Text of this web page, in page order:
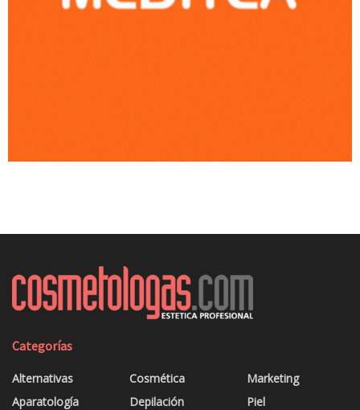
Categorías
Alternativas
Aparatología
Cosmética
Depilación
Marketing
Piel